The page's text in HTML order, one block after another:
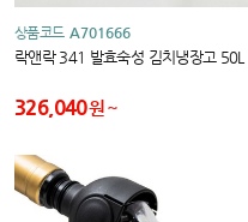
상품코드 A701666
락앤락 341 발효숙성 김치냉장고 50L
326,040원